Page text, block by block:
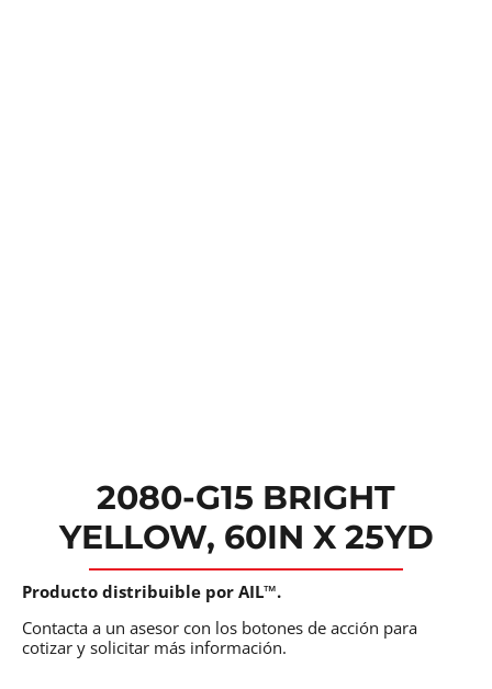
2080-G15 BRIGHT
YELLOW, 60IN X 25YD
Producto distribuible por AIL™.
Contacta a un asesor con los botones de acción para
cotizar y solicitar más información.